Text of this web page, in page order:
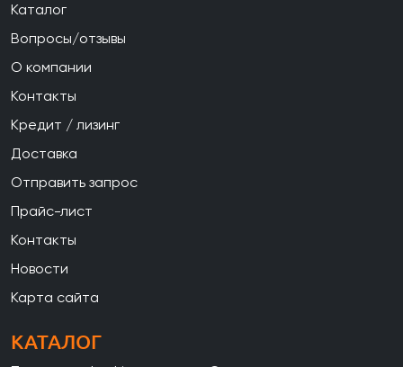
Каталог
Вопросы/отзывы
О компании
Контакты
Кредит / лизинг
Доставка
Отправить запрос
Прайс-лист
Контакты
Новости
Карта сайта
КАТАЛОГ